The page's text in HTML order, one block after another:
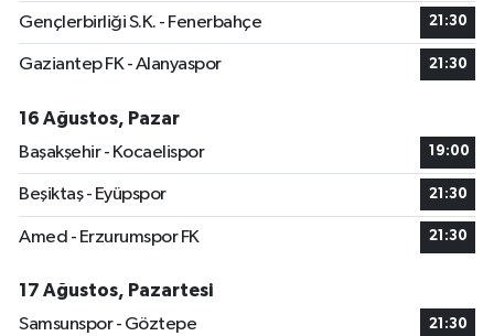
Gençlerbirliği S.K. - Fenerbahçe 21:30
Gaziantep FK - Alanyaspor 21:30
16 Ağustos, Pazar
Başakşehir - Kocaelispor
19:00
Beşiktaş - Eyüpspor 21:30
Amed - Erzurumspor FK 21:30
17 Ağustos, Pazartesi
Samsunspor - Göztepe
21:30